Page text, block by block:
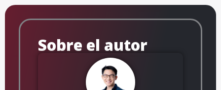
Sobre el autor